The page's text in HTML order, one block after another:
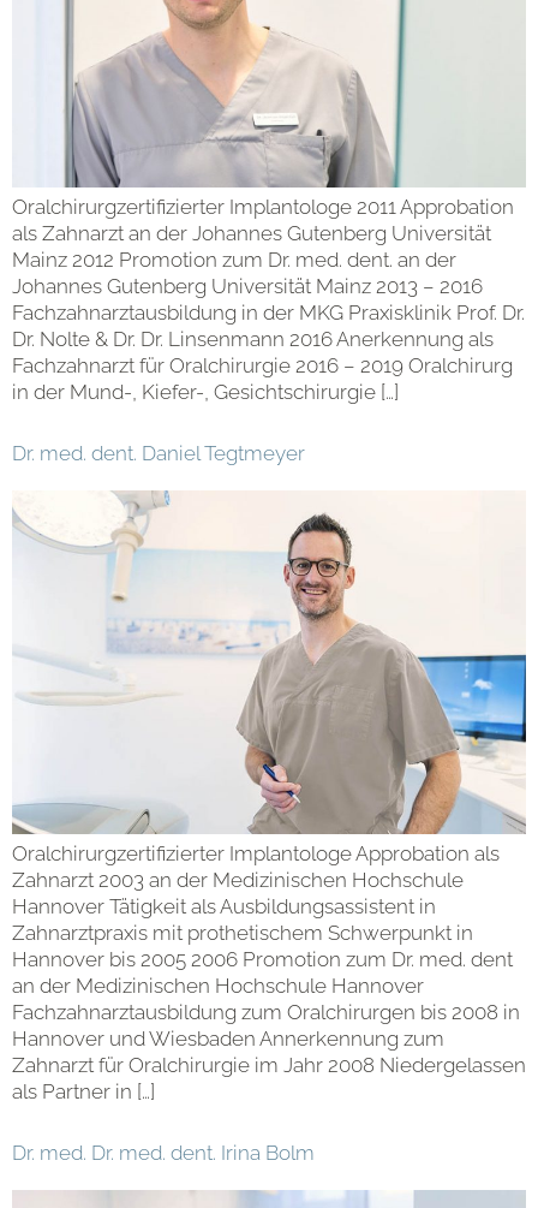
Oralchirurgzertifizierter Implantologe 2011 Approbation
als Zahnarzt an der Johannes Gutenberg Universität
Mainz 2012 Promotion zum Dr. med. dent. an der
Johannes Gutenberg Universität Mainz 2013 – 2016
Fachzahnarztausbildung in der MKG Praxisklinik Prof. Dr.
Dr. Nolte & Dr. Dr. Linsenmann 2016 Anerkennung als
Fachzahnarzt für Oralchirurgie 2016 – 2019 Oralchirurg
in der Mund-, Kiefer-, Gesichtschirurgie […]
Dr. med. dent. Daniel Tegtmeyer
Oralchirurgzertifizierter Implantologe Approbation als
Zahnarzt 2003 an der Medizinischen Hochschule
Hannover Tätigkeit als Ausbildungsassistent in
Zahnarztpraxis mit prothetischem Schwerpunkt in
Hannover bis 2005 2006 Promotion zum Dr. med. dent
an der Medizinischen Hochschule Hannover
Fachzahnarztausbildung zum Oralchirurgen bis 2008 in
Hannover und Wiesbaden Annerkennung zum
Zahnarzt für Oralchirurgie im Jahr 2008 Niedergelassen
als Partner in […]
Dr. med. Dr. med. dent. Irina Bolm